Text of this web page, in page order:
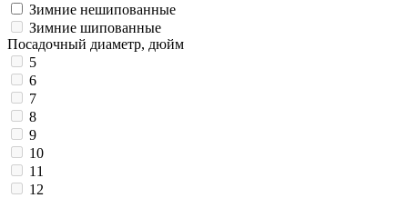
Зимние нешипованные
Зимние шипованные
Посадочный диаметр, дюйм
5
6
7
8
9
10
11
12